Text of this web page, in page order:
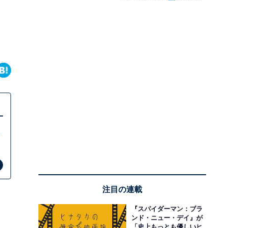
注目の連載
『スパイダーマン：ブラ
ンド・ニュー・デイ』が